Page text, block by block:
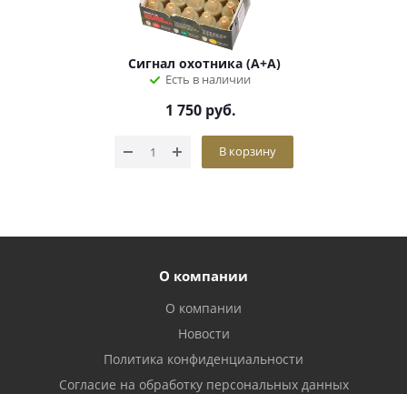
Сигнал охотника (А+А)
Есть в наличии
1 750 руб.
В корзину
О компании
О компании
Новости
Политика конфиденциальности
Согласие на обработку персональных данных